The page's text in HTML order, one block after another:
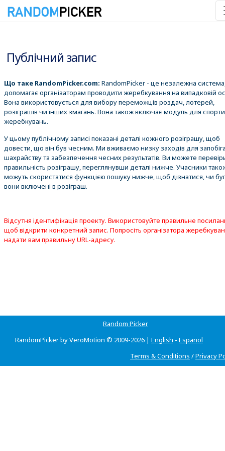
Публічний запис
Що таке RandomPicker.com: RandomPicker - це незалежна
допомагає організаторам проводити жеребкування на випадковій
Вона використовується для вибору переможців роздач, лотерей,
розіграшів чи інших змагань. Вона також включає модуль для
жеребкувань.
У цьому публічному записі показані деталі кожного розіграшу, щоб
довести, що він був чесним. Ми вживаємо низку заходів для
шахрайству та забезпечення чесних результатів. Ви можете
правильність розіграшу, переглянувши деталі нижче. Учасники
можуть скористатися функцією пошуку нижче, щоб дізнатися, чи
вони включені в розіграш.
Відсутня ідентифікація проекту. Використовуйте правильне
щоб відкрити конкретний запис. Попросіть організатора
надати вам правильну URL-адресу.
Random Picker
RandomPicker by VeroMotion © 2009-2026 | English - Espanol
Terms & Conditions /Privacy